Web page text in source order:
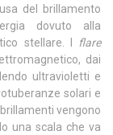
del brillamento
dovuto alla
stellare. I flare
dai
ultravioletti e
solari e
vengono
una scala che va